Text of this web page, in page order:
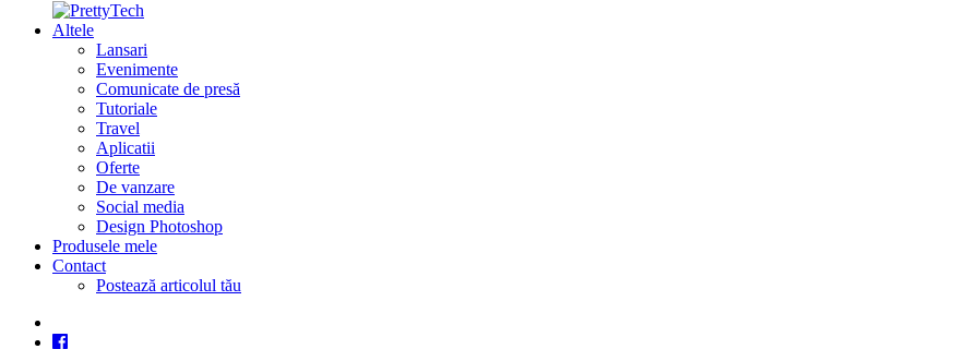
Altele
Lansari
Evenimente
Comunicate de presă
Tutoriale
Travel
Aplicatii
Oferte
De vanzare
Social media
Design Photoshop
Produsele mele
Contact
Postează articolul tău